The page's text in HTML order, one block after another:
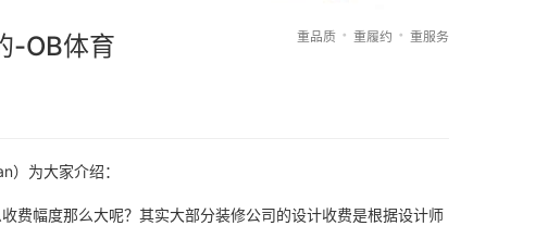
重品质 重履约 重服务
-OB体育
为大家介绍：
幅度那么大呢？其实大部分装修公司的设计收费是根据设计师